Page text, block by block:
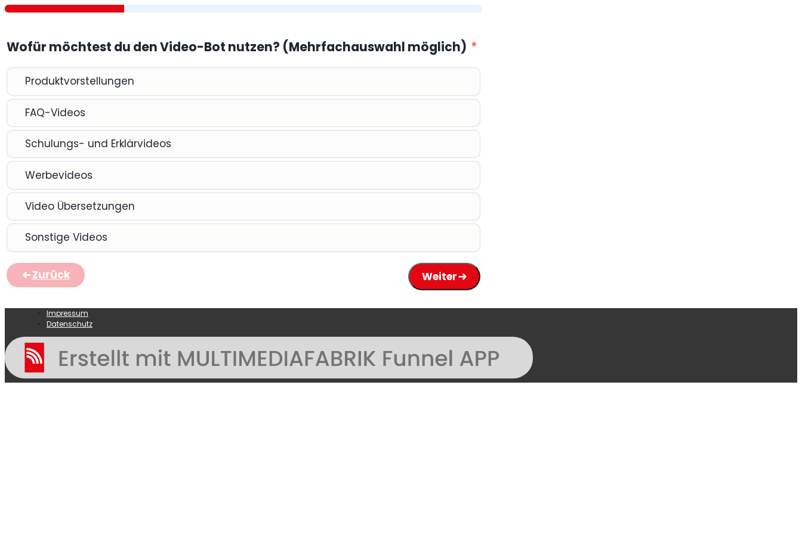
Wofür möchtest du den Video-Bot nutzen? (Mehrfachauswahl möglich)
Produktvorstellungen
FAQ-Videos
Schulungs- und Erklärvideos
Werbevideos
Video Übersetzungen
Sonstige Videos
Zurück Weiter
Impressum
Datenschutz